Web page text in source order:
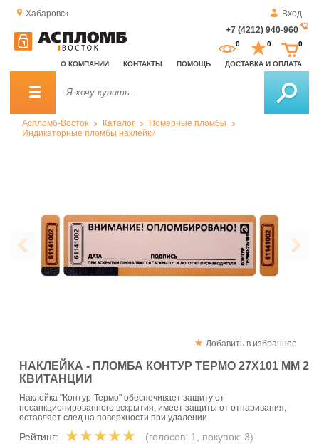
Хабаровск
Вход
+7 (4212) 940-960
О КОМПАНИИ КОНТАКТЫ ПОМОЩЬ ДОСТАВКА И ОПЛАТА
0 0 0
Аспломб-Восток Каталог
Номерные пломбы
Индикаторные пломбы наклейки
Добавить в избранное
НАКЛЕЙКА - ПЛОМБА КОНТУР ТЕРМО 27X101 ММ 2
КВИТАНЦИИ
Наклейка "Контур-Термо" обеспечивает защиту от
несанкционированного вскрытия, имеет защиты от отпаривания,
оставляет след на поверхности при удалении
Рейтинг: (голосов: 1, покупок: 3)